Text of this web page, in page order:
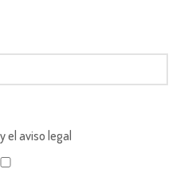
el aviso legal